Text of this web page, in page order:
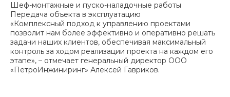
Шеф-монтажные и пуско-наладочные работы
Передача объекта в эксплуатацию
«Комплексный подход к управлению проектами
позволит нам более эффективно и оперативно решать
задачи наших клиентов, обеспечивая максимальный
контроль за ходом реализации проекта на каждом его
этапе», – отмечает генеральный директор ООО
«ПетроИнжиниринг» Алексей Гавриков.